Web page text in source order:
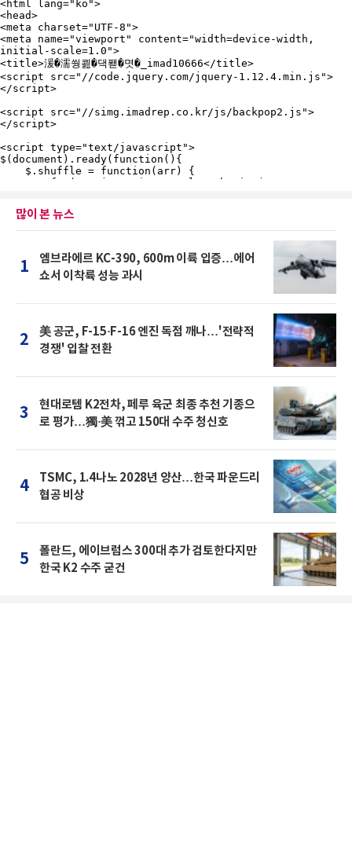
많이 본 뉴스
1
엠브라에르 KC-390, 600m 이륙 입증…에어
쇼서 이착륙 성능 과시
2
美 공군, F-15·F-16 엔진 독점 깨나…'전략적
경쟁' 입찰 전환
3
현대로템 K2전차, 페루 육군 최종 추천 기종으
로 평가…獨·美 꺾고 150대 수주 청신호
4
TSMC, 1.4나노 2028년 양산…한국 파운드리
협공 비상
5
폴란드, 에이브럼스 300대 추가 검토한다지만
한국 K2 수주 굳건